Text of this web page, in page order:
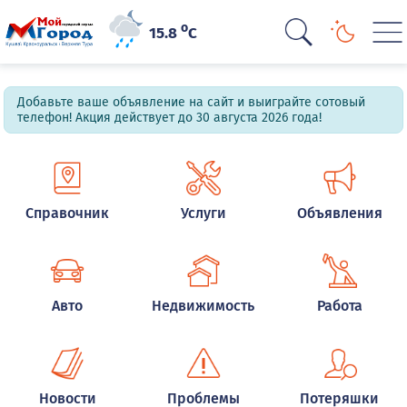
15.8oC
Добавьте ваше объявление на сайт и выиграйте сотовый
телефон! Акция действует до 30 августа 2026 года!
Справочник Услуги Объявления
Авто Недвижимость Работа
Новости Проблемы Потеряшки